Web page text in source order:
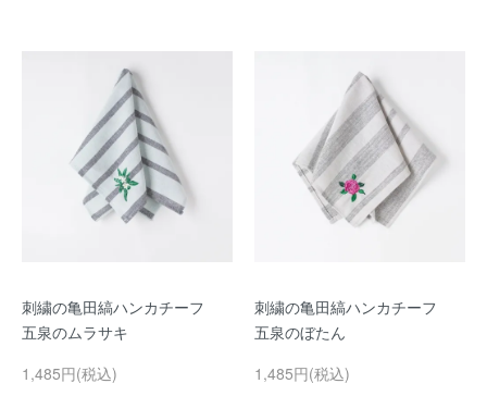
刺繍の亀田縞ハンカチーフ
五泉のムラサキ
1,485円(税込)
刺繍の亀田縞ハンカチーフ
五泉のぼたん
1,485円(税込)